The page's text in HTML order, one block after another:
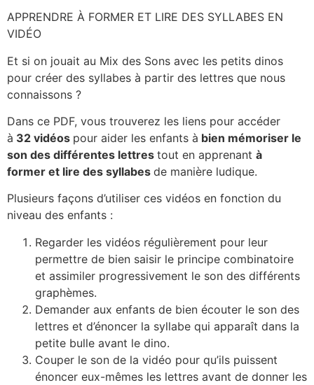
APPRENDRE À FORMER ET LIRE DES SYLLABES EN
VIDÉO
Et si on jouait au Mix des Sons avec les petits dinos
pour créer des syllabes à partir des lettres que nous
connaissons ?
Dans ce PDF, vous trouverez les liens pour accéder
à 32 vidéos pour aider les enfants à bien mémoriser le
son des différentes lettres tout en apprenant à
former et lire des syllabes de manière ludique.
Plusieurs façons d’utiliser ces vidéos en fonction du
niveau des enfants :
Regarder les vidéos régulièrement pour leur
permettre de bien saisir le principe combinatoire
et assimiler progressivement le son des différents
graphèmes.
Demander aux enfants de bien écouter le son des
lettres et d’énoncer la syllabe qui apparaît dans la
petite bulle avant le dino.
Couper le son de la vidéo pour qu’ils puissent
énoncer eux-mêmes les lettres avant de donner les